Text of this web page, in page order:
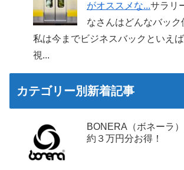
がオススメな...サラリ
なさんはどんなバック
私は今までビジネスバックといえ
視...
カテゴリー別新着記事
BONERA（ボネーラ
約３万円分お得！